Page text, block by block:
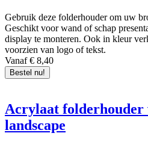
Gebruik deze folderhouder om uw
Geschikt voor wand of schap
display te monteren. Ook in kleur
voorzien van logo of tekst.
Vanaf € 8,40
Bestel nu!
Acrylaat folderhouder
landscape